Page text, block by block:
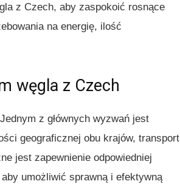
z Czech, aby zaspokoić rosnące
na energię, ilość
węgla z Czech
z głównych wyzwań jest
geograficznej obu krajów, transport
jest zapewnienie odpowiedniej
umożliwić sprawną i efektywną